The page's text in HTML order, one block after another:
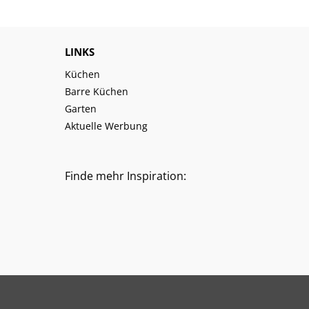
LINKS
Küchen
Barre Küchen
Garten
Aktuelle Werbung
Finde mehr Inspiration: